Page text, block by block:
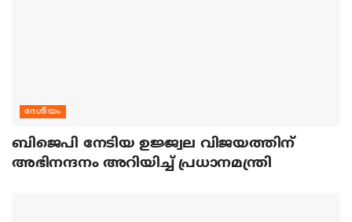
ദേശീയം
ബിജെപി നേടിയ ഉജ്ജ്വല വിജയത്തിന്
അഭിനന്ദനം അറിയിച്ച് പ്രധാനമന്ത്രി